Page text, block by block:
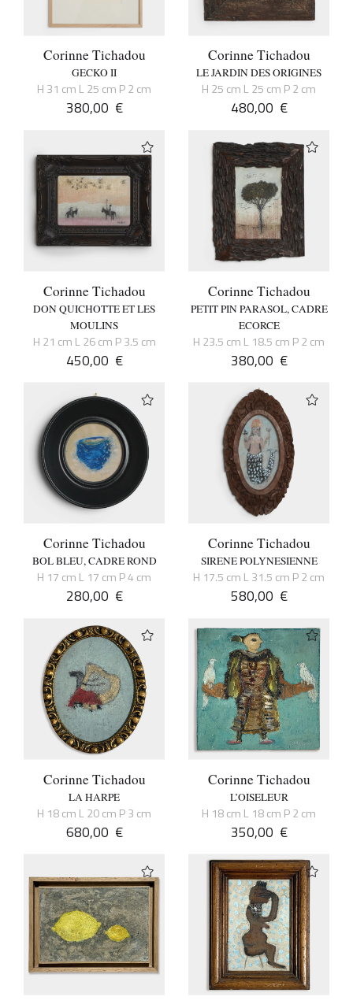
Corinne Tichadou
GECKO II
H 31 cm L 25 cm P 2 cm
380,00 €
Corinne Tichadou
LE JARDIN DES ORIGINES
H 25 cm L 25 cm P 2 cm
480,00 €
Corinne Tichadou
DON QUICHOTTE ET LES
MOULINS
H 21 cm L 26 cm P 3.5 cm
450,00 €
Corinne Tichadou
PETIT PIN PARASOL, CADRE
ECORCE
H 23.5 cm L 18.5 cm P 2 cm
380,00 €
Corinne Tichadou
BOL BLEU, CADRE ROND
H 17 cm L 17 cm P 4 cm
280,00 €
Corinne Tichadou
SIRENE POLYNESIENNE
H 17.5 cm L 31.5 cm P 2 cm
580,00 €
Corinne Tichadou
LA HARPE
H 18 cm L 20 cm P 3 cm
680,00 €
Corinne Tichadou
L’OISELEUR
H 18 cm L 18 cm P 2 cm
350,00 €